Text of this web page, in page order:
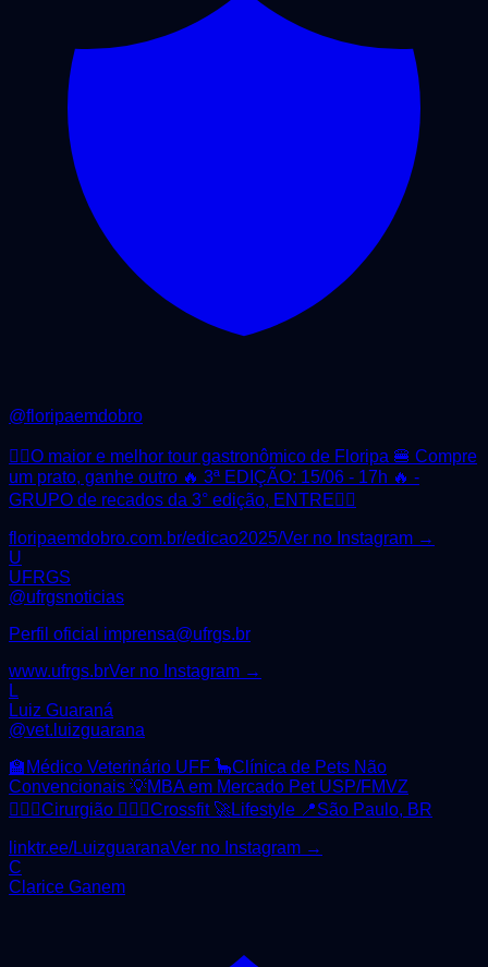
@floripaemdobro
✌🏻O maior e melhor tour gastronômico de Floripa 🍔 Compre
um prato, ganhe outro 🔥 3ª EDIÇÃO: 15/06 - 17h 🔥 -
GRUPO de recados da 3° edição, ENTRE👇🏻
floripaemdobro.com.br/edicao2025/Ver no Instagram →
U
UFRGS
@ufrgsnoticias
Perfil oficial imprensa@ufrgs.br
www.ufrgs.brVer no Instagram →
L
Luiz Guaraná
@vet.luizguarana
🏫Médico Veterinário UFF 🦕Clínica de Pets Não
Convencionais 💡MBA em Mercado Pet USP/FMVZ
👨🏼‍⚕️Cirurgião 🏋🏼‍♀️Crossfit 🚀Lifestyle 📍São Paulo, BR
linktr.ee/LuizguaranaVer no Instagram →
C
Clarice Ganem